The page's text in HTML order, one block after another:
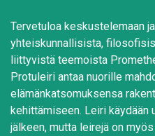
Tervetuloa keskustelemaan
yhteiskunnallisista,
liittyvistä teemoista
Protuleiri antaa nuorille
elämänkatsomuksensa
kehittämiseen. Leiri käydään
jälkeen, mutta leirejä on